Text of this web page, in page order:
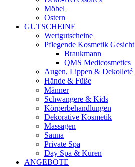
Möbel
Ostern
GUTSCHEINE
Wertgutscheine
Pflegende Kosmetik Gesicht
Braukmann
QMS Medicosmetics
Augen, Lippen & Dekolleté
Hände & Füße
Männer
Schwangere & Kids
Körperbehandlungen
Dekorative Kosmetik
Massagen
Sauna
Private Spa
Day Spa & Kuren
ANGEBOTE